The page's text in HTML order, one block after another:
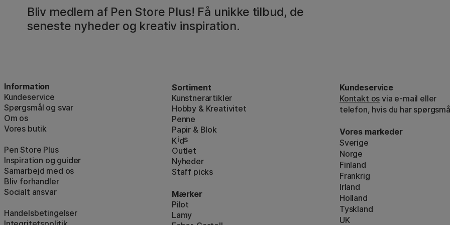
Bliv medlem af Pen Store Plus! Få unikke tilbud, de
seneste nyheder og kreativ inspiration.
Information
Kundeservice
Spørgsmål og svar
Om os
Vores butik
Pen Store Plus
Inspiration og guider
Samarbejd med os
Bliv forhandler
Socialt ansvar
Handelsbetingelser
Sortiment
Kunstnerartikler
Hobby & Kreativitet
Penne
Papir & Blok
Kids
Outlet
Nyheder
Staff picks
Mærker
Pilot
Lamy
Kundeservice
Kontakt os via e-mail eller
telefon, hvis du har
Vores markeder
Sverige
Norge
Finland
Frankrig
Irland
Holland
Tyskland
UK